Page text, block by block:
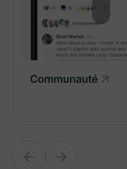
Communauté
Communauté